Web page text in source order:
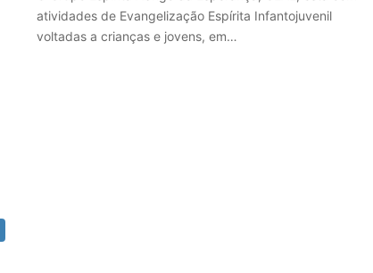
atividades de Evangelização Espírita Infantojuvenil
voltadas a crianças e jovens, em…